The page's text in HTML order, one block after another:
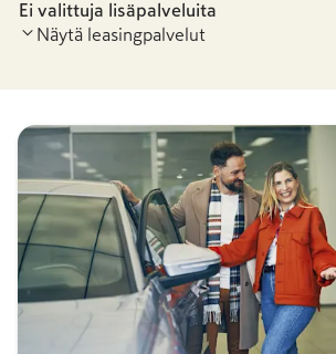
Ei valittuja lisäpalveluita
Näytä leasingpalvelut